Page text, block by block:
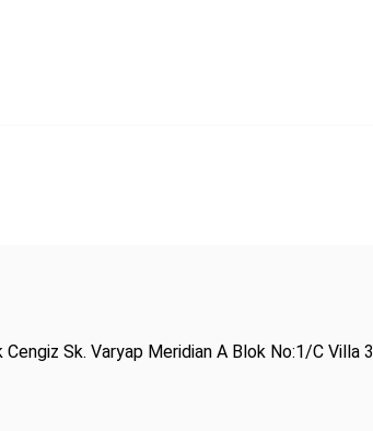
Cengiz Sk. Varyap Meridian A Blok No:1/C Villa 3